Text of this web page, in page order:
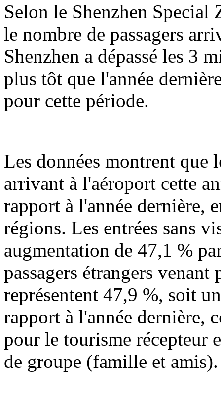
Selon le Shenzhen
le nombre de passagers
Shenzhen a dépassé les 3
plus tôt que l'année
pour cette période.
Les données montrent que
arrivant à l'aéroport cette
rapport à l'année dernière,
régions. Les entrées sans
augmentation de 47,1 %
passagers étrangers
représentent 47,9 %, soit
rapport à l'année dernière,
pour le tourisme récepteur
de groupe (famille et amis).